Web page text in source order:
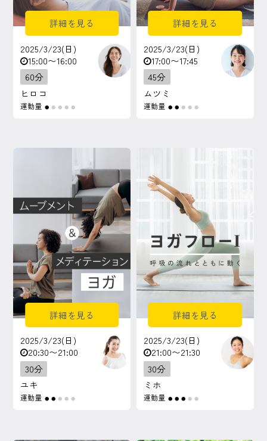
詳細を見る
2025/3/23(日)
15:00〜16:00
60分
ヒロコ
運動量 ● ● ● ● ●
詳細を見る
2025/3/23(日)
17:00〜17:45
45分
ムツミ
運動量 ● ● ● ● ●
詳細を見る
2025/3/23(日)
20:30〜21:00
30分
ユキ
運動量 ● ● ● ● ●
詳細を見る
2025/3/23(日)
21:00〜21:30
30分
ミホ
運動量 ● ● ● ● ●